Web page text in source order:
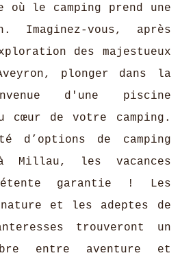
où le camping prend une
Imaginez-vous, après
des majestueux
plonger dans la
d'une piscine
de votre camping.
d’options de camping
Millau, les vacances
garantie ! Les
nature et les adeptes de
trouveront un
entre aventure et